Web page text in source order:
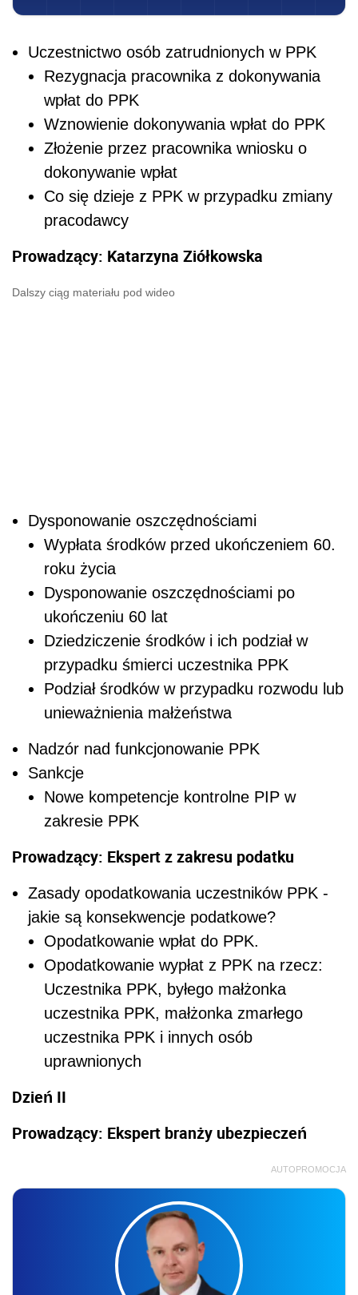
Uczestnictwo osób zatrudnionych w PPK
Rezygnacja pracownika z dokonywania
wpłat do PPK
Wznowienie dokonywania wpłat do PPK
Złożenie przez pracownika wniosku o
dokonywanie wpłat
Co się dzieje z PPK w przypadku zmiany
pracodawcy
Prowadzący: Katarzyna Ziółkowska
Dalszy ciąg materiału pod wideo
Dysponowanie oszczędnościami
Wypłata środków przed ukończeniem 60.
roku życia
Dysponowanie oszczędnościami po
ukończeniu 60 lat
Dziedziczenie środków i ich podział w
przypadku śmierci uczestnika PPK
Podział środków w przypadku rozwodu lub
unieważnienia małżeństwa
Nadzór nad funkcjonowanie PPK
Sankcje
Nowe kompetencje kontrolne PIP w
zakresie PPK
Prowadzący: Ekspert z zakresu podatku
Zasady opodatkowania uczestników PPK -
jakie są konsekwencje podatkowe?
Opodatkowanie wpłat do PPK.
Opodatkowanie wypłat z PPK na rzecz:
Uczestnika PPK, byłego małżonka
uczestnika PPK, małżonka zmarłego
uczestnika PPK i innych osób
uprawnionych
Dzień II
Prowadzący: Ekspert branży ubezpieczeń
AUTOPROMOCJA